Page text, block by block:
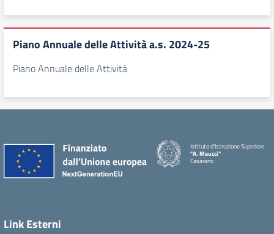
Piano Annuale delle Attività a.s. 2024-25
Piano Annuale delle Attività
Istituto d'Istruzione Superiore
"A. Meucci"
Casarano
Link Esterni